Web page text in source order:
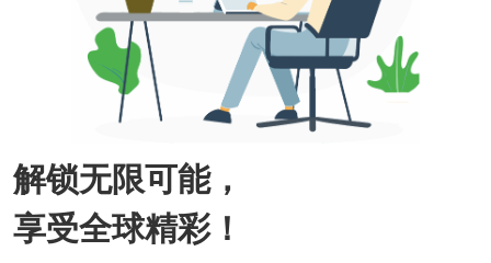
解锁无限可能，
享受全球精彩！